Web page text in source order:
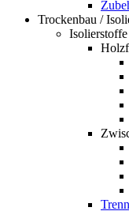
Trockenbau /
Isolierstoffe